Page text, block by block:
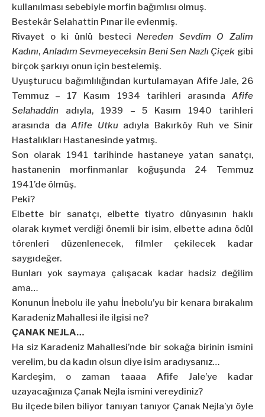
kullanılması sebebiyle morfin bağımlısı olmuş.
Bestekâr Selahattin Pınar ile evlenmiş.
Rivayet o ki ünlü besteciNereden Sevdim O Zalim
Kadını, Anladım Sevmeyeceksin Beni Sen Nazlı Çiçek gibi
birçok şarkıyı onun için bestelemiş.
Uyuşturucu bağımlılığından kurtulamayan Afife Jale, 26
Temmuz – 17 Kasım 1934 tarihleri arasında Afife
Selahaddin adıyla, 1939 – 5 Kasım 1940 tarihleri
arasında da Afife Utkuadıyla Bakırköy Ruh ve Sinir
Hastalıkları Hastanesinde yatmış.
Son olarak 1941 tarihinde hastaneye yatan sanatçı,
hastanenin morfinmanlar koğuşunda 24 Temmuz
1941’de ölmüş.
Peki?
Elbette bir sanatçı, elbette tiyatro dünyasının haklı
olarak kıymet verdiği önemli bir isim, elbette adına ödül
törenleri düzenlenecek, filmler çekilecek kadar
saygıdeğer.
Bunları yok saymaya çalışacak kadar hadsiz değilim
ama…
Konunun İnebolu ile yahu İnebolu’yu bir kenara bırakalım
Karadeniz Mahallesi ile ilgisi ne?
ÇANAK NEJLA…
Ha siz Karadeniz Mahallesi’nde bir sokağa birinin ismini
verelim, bu da kadın olsun diye isim aradıysanız…
Kardeşim, o zaman taaaa Afife Jale’ye kadar
uzayacağınıza Çanak Nejla ismini vereydiniz?
Bu ilçede bilen biliyor tanıyan tanıyor Çanak Nejla’yı öyle